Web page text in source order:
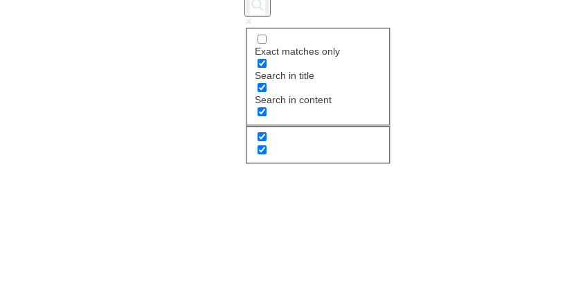
Exact matches only
Search in title
Search in content